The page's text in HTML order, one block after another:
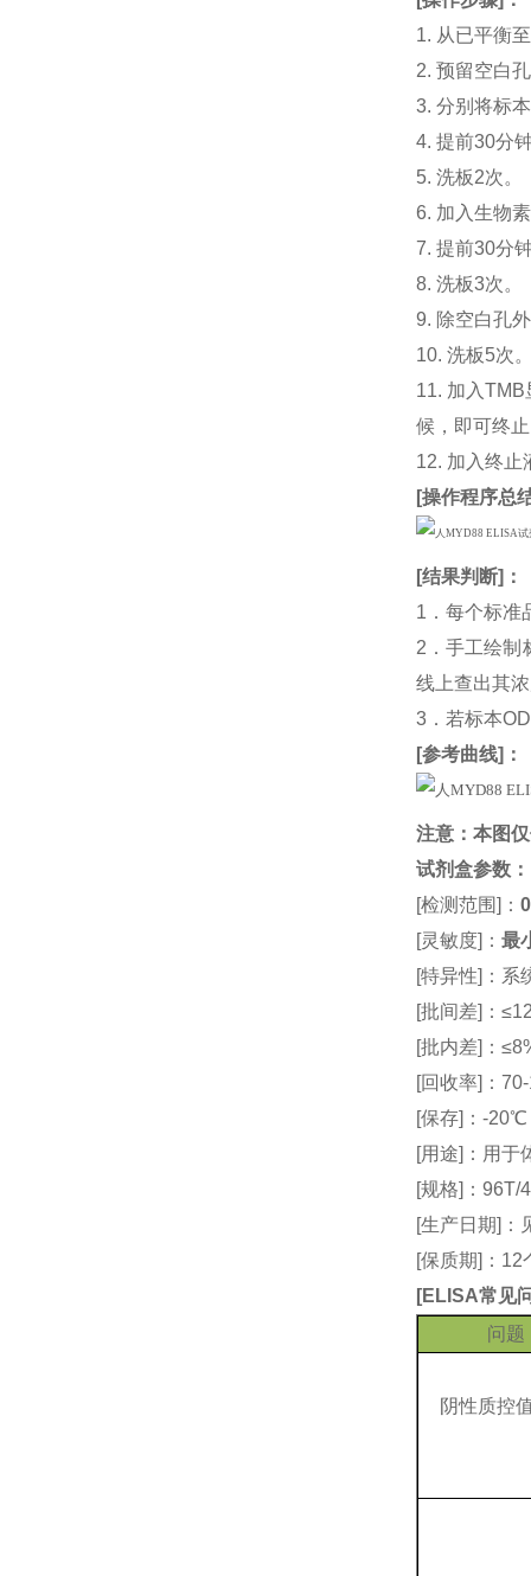
1. 从已平衡
2. 预留空白
3. 分别将标
4. 提前30分
5. 洗板2次。
6. 加入生物
7. 提前30分
8. 洗板3次。
9. 除空白孔
10. 洗板5次
11. 加入
候，即可终
12. 加入终止
[操作程序总
[结果判断]：
1．每个标准
2．手工绘制
线上查出其
3．若标本
[参考曲线]：
注意：本图
试剂盒参数 ：
[检测范围]：
[灵敏度]：最
[特异性]：系
[批间差]：
[批内差]：
[回收率]：
[保存]：-
[用途]：用于
[规格]：96T/
[生产日期]：
[保质期]：
[ELISA常见
问题
阴性质控